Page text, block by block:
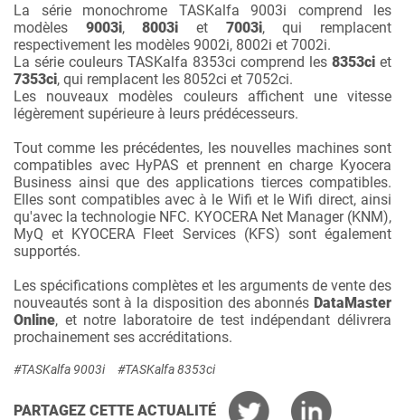
La série monochrome TASKalfa 9003i comprend les
modèles 9003i,8003i et 7003i, qui remplacent
respectivement les modèles 9002i, 8002i et 7002i.
La série couleurs TASKalfa 8353ci comprend les 8353ci et
7353ci, qui remplacent les 8052ci et 7052ci.
Les nouveaux modèles couleurs affichent une vitesse
légèrement supérieure à leurs prédécesseurs.
Tout comme les précédentes, les nouvelles machines sont
compatibles avec HyPAS et prennent en charge Kyocera
Business ainsi que des applications tierces compatibles.
Elles sont compatibles avec à le Wifi et le Wifi direct, ainsi
qu'avec la technologie NFC. KYOCERA Net Manager (KNM),
MyQ et KYOCERA Fleet Services (KFS) sont également
supportés.
Les spécifications complètes et les arguments de vente des
nouveautés sont à la disposition des abonnés DataMaster
Online, et notre laboratoire de test indépendant délivrera
prochainement ses accréditations.
#TASKalfa 9003i #TASKalfa 8353ci
PARTAGEZ CETTE ACTUALITÉ